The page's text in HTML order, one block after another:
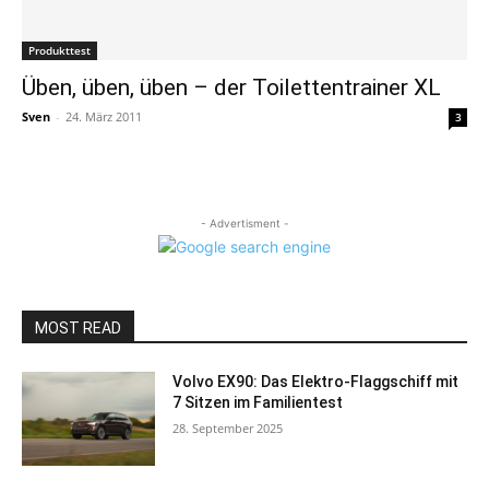
Produkttest
Üben, üben, üben – der Toilettentrainer XL
Sven - 24. März 2011 3
- Advertisment -
MOST READ
Volvo EX90: Das Elektro-Flaggschiff mit
7 Sitzen im Familientest
28. September 2025